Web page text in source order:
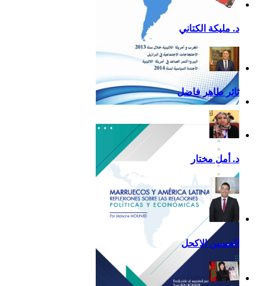
تقرير أمريكا اللاتينية لسنة
2013
د. مليكة الكتاني
ثائر طاهر فاضل
د. أمل مختار
الحسين الاكحل